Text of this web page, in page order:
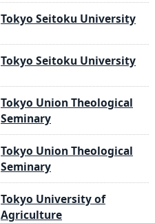
Tokyo Seitoku University
Tokyo Seitoku University
Tokyo Union Theological
Seminary
Tokyo Union Theological
Seminary
Tokyo University of
Agriculture